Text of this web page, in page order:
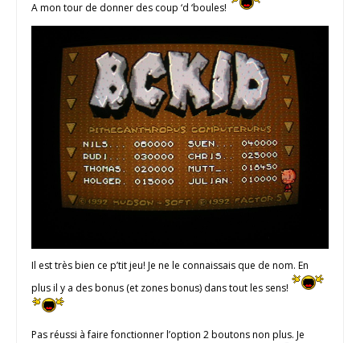
A mon tour de donner des coup ‘d ‘boules!
Il est très bien ce p’tit jeu! Je ne le connaissais que de nom. En
plus il y a des bonus (et zones bonus) dans tout les sens!
Pas réussi à faire fonctionner l’option 2 boutons non plus. Je